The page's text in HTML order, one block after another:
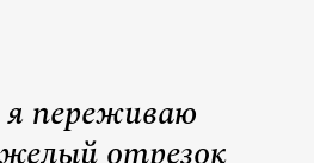
переживаю